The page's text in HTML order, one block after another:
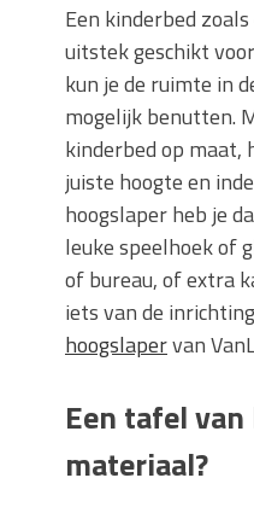
Een kinderbed
uitstek geschikt
kun je de ruimte in
mogelijk benutten.
kinderbed op maat,
juiste hoogte en
hoogslaper heb je
leuke speelhoek of
of bureau, of extra
iets van de
hoogslapervan
Een tafel
materiaal?